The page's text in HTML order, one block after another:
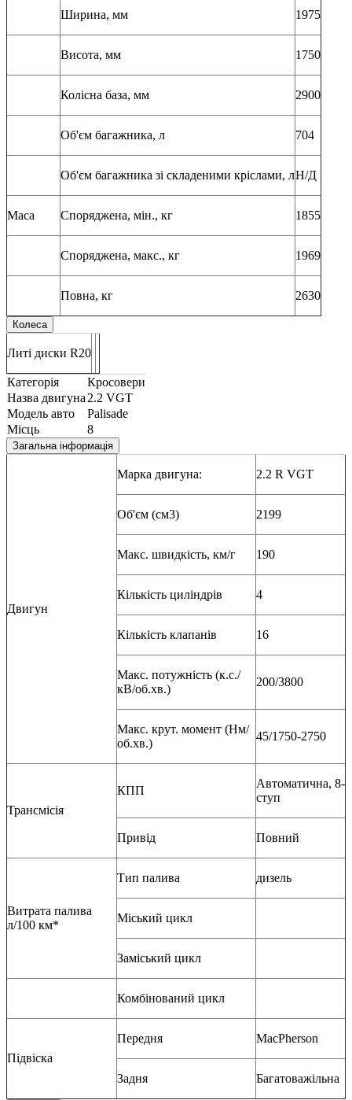
Ширина, мм 1975
Висота, мм 1750
Колісна база, мм 2900
Об'єм багажника, л 704
Об'єм багажника зі складеними кріслами, лН/Д
Маса Споряджена, мін., кг 1855
Споряджена, макс., кг 1969
Повна, кг 2630
Колеса
Литі диски R20
Категорія
Кросовери
Назва двигуна 2.2 VGT
Модель авто
Palisade
Місць
8
Загальна інформація
Двигун
Марка двигуна: 2.2 R VGT
Об'єм (см3) 2199
Макс. швидкість, км/г 190
Кількість циліндрів 4
Кількість клапанів 16
Макс. потужність (к.с./
кВ/об.хв.)
200/3800
Макс. крут. момент (Нм/
об.хв.)
45/1750-2750
Трансмісія
КПП
Автоматична, 8-
ступ
Привід Повний
Витрата палива
л/100 км*
Тип палива дизель
Міський цикл
Заміський цикл
Комбінований цикл
Підвіска
Передня MacPherson
Задня Багатоважільна